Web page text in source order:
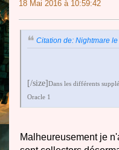
18 Mai 2016 à 10:59:42
Citation de: Nightmare
[/size]Dans les différents
Oracle 1
Malheureusement je